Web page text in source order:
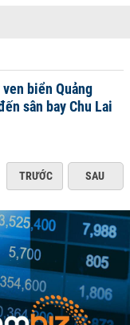
biển Quảng
sân bay Chu Lai
TRƯỚC SAU